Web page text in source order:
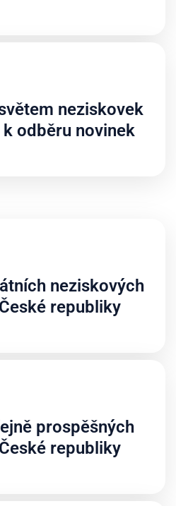
neziskovek
odběru novinek
neziskových
republiky
prospěšných
republiky